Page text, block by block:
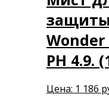
защиты
PH 4.9.
Цена: 1 186